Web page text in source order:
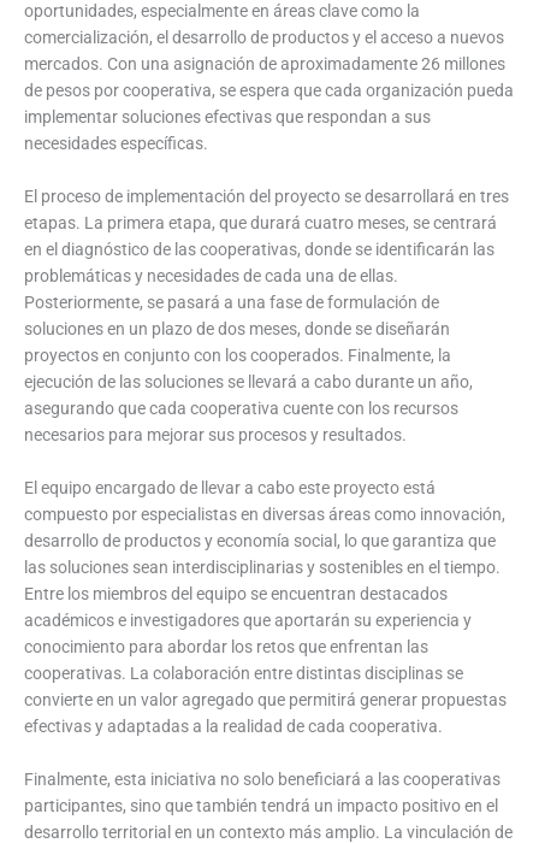
oportunidades, especialmente en áreas clave como la
comercialización, el desarrollo de productos y el acceso a nuevos
mercados. Con una asignación de aproximadamente 26 millones
de pesos por cooperativa, se espera que cada organización pueda
implementar soluciones efectivas que respondan a sus
necesidades específicas.
El proceso de implementación del proyecto se desarrollará en tres
etapas. La primera etapa, que durará cuatro meses, se centrará
en el diagnóstico de las cooperativas, donde se identificarán las
problemáticas y necesidades de cada una de ellas.
Posteriormente, se pasará a una fase de formulación de
soluciones en un plazo de dos meses, donde se diseñarán
proyectos en conjunto con los cooperados. Finalmente, la
ejecución de las soluciones se llevará a cabo durante un año,
asegurando que cada cooperativa cuente con los recursos
necesarios para mejorar sus procesos y resultados.
El equipo encargado de llevar a cabo este proyecto está
compuesto por especialistas en diversas áreas como innovación,
desarrollo de productos y economía social, lo que garantiza que
las soluciones sean interdisciplinarias y sostenibles en el tiempo.
Entre los miembros del equipo se encuentran destacados
académicos e investigadores que aportarán su experiencia y
conocimiento para abordar los retos que enfrentan las
cooperativas. La colaboración entre distintas disciplinas se
convierte en un valor agregado que permitirá generar propuestas
efectivas y adaptadas a la realidad de cada cooperativa.
Finalmente, esta iniciativa no solo beneficiará a las cooperativas
participantes, sino que también tendrá un impacto positivo en el
desarrollo territorial en un contexto más amplio. La vinculación de